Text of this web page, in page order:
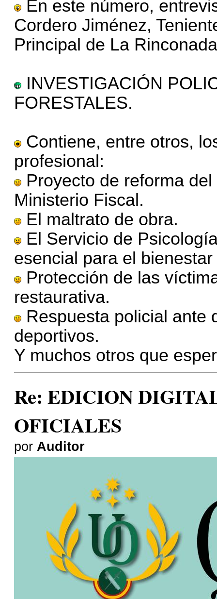
En este número,
Cordero Jiménez,
Principal de La
INVESTIGACIÓN
FORESTALES.
Contiene, entre otros,
profesional:
Proyecto de reforma
Ministerio Fiscal.
El maltrato de obra.
El Servicio de
esencial para el
Protección de las
restaurativa.
Respuesta policial ante
deportivos.
Y muchos otros que
Re: EDICION
OFICIALES
por Auditor